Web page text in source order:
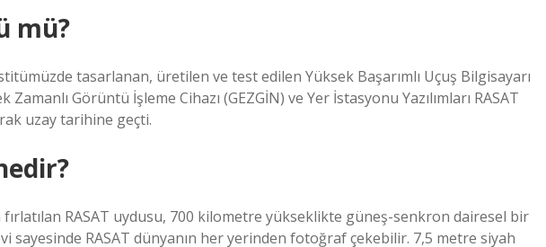
mü?
tasarlanan, üretilen ve test edilen Yüksek Başarımlı Uçuş Bilgisayarı
Zamanlı Görüntü İşleme Cihazı (GEZGİN) ve Yer İstasyonu Yazılımları RASAT
uzay tarihine geçti.
fırlatılan RASAT uydusu, 700 kilometre yükseklikte güneş-senkron dairesel bir
sayesinde RASAT dünyanın her yerinden fotoğraf çekebilir. 7,5 metre siyah